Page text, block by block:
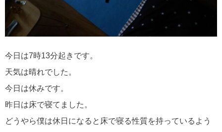
今日は7時13分起きです。
天気は晴れでした。
今日は休みです。
昨日は床で寝てました。
どうやら僕は休日になると床で寝る性質を持っているよう